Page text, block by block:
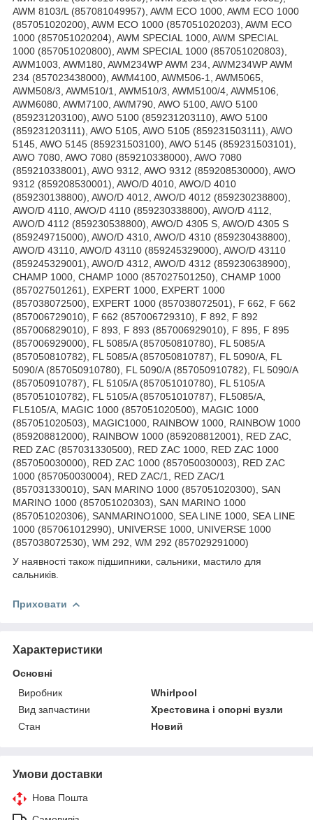
У наявності також підшипники, сальники, мастило для
сальників.
Приховати
Характеристики
Основні
Виробник
Whirlpool
Вид запчастини
Хрестовина і опорні вузли
Стан
Новий
Умови доставки
Нова Пошта